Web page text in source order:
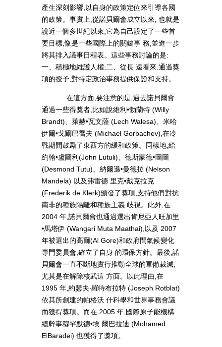
產生深刻影響,以自身的政策定位來引導各國
的政策。事實上,從諾貝爾會成立以來, 也就是
說近一個多世紀以來,它為自己設定了一些首
要目標,像是一些國際上的關鍵事 務,並進一步
將其排入議事日程表。這些事務討論的是:
一、積極地維護人權;二、從長 遠看來,通過獎
項的授予,對特定政治事務提供保證和支持。
在這方面,要注意的是,過去諾貝爾會
通過一些得獎者,比如說維利•勃蘭特 (Willy
Brandt)、萊赫•瓦文薩 (Lech Walesa)、米哈
伊爾•戈爾巴喬夫 (Michael Gorbachev),在冷
戰期間鼓勵了東西方的緩和政策。同樣地,給
約翰•盧圖利(John Lutuli)、德斯蒙德•圖圖
(Desmond Tutu)、納爾遜•曼德拉 (Nelson
Mandela) 以及弗雷德 里克•戴克拉克
(Frederik de Klerk)頒發了獎項,支持他們對抗
南非的種族隔離和種族主義 歧視。此外,在
2004 年,諾貝爾會也通過選出肯尼亞人旺加里
•馬塔伊 (Wangari Muta Maathai),以及 2007
年被選出的高爾(Al Gore)和政府間氣候變化
專門委員會,確立了自身 的環保方針。最後,諾
貝爾會一直不斷地實行推動全球的軍備裁減,
尤其是在解除核武這 方面。以此理由,在
1995 年,約瑟夫‧羅特布拉特 (Joseph Rotblat)
依其所創建的帕格沃 什科學和世界事務會議
而獲得獎項。而在 2005 年,國際原子能機構
總幹事穆罕默德•埃 爾巴拉迪 (Mohamed
ElBaradei) 也獲得了獎項。